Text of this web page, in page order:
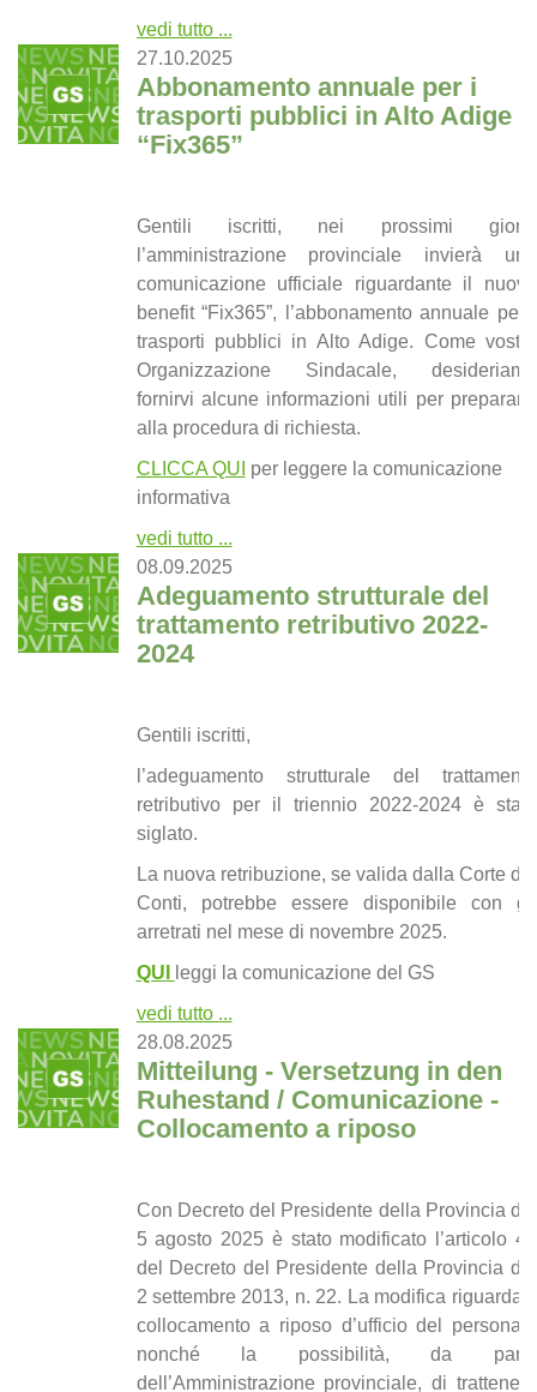
vedi tutto ...
27.10.2025
Abbonamento annuale per i
trasporti pubblici in Alto Adige
“Fix365”
Gentili iscritti, nei prossimi giorni
l’amministrazione provinciale invierà una
comunicazione ufficiale riguardante il nuovo
benefit “Fix365”, l’abbonamento annuale per i
trasporti pubblici in Alto Adige. Come vostra
Organizzazione Sindacale, desideriamo
fornirvi alcune informazioni utili per prepararvi
alla procedura di richiesta.
CLICCA QUI per leggere la comunicazione
informativa
vedi tutto ...
08.09.2025
Adeguamento strutturale del
trattamento retributivo 2022-
2024
Gentili iscritti,
l’adeguamento strutturale del trattamento
retributivo per il triennio 2022-2024 è stato
siglato.
La nuova retribuzione, se valida dalla Corte dei
Conti, potrebbe essere disponibile con gli
arretrati nel mese di novembre 2025.
QUI
leggi la comunicazione del GS
vedi tutto ...
28.08.2025
Mitteilung - Versetzung in den
Ruhestand / Comunicazione -
Collocamento a riposo
Con Decreto del Presidente della Provincia del
5 agosto 2025 è stato modificato l’articolo 41
del Decreto del Presidente della Provincia del
2 settembre 2013, n. 22. La modifica riguarda il
collocamento a riposo d’ufficio del personale
nonché la possibilità, da parte
dell’Amministrazione provinciale, di trattenere